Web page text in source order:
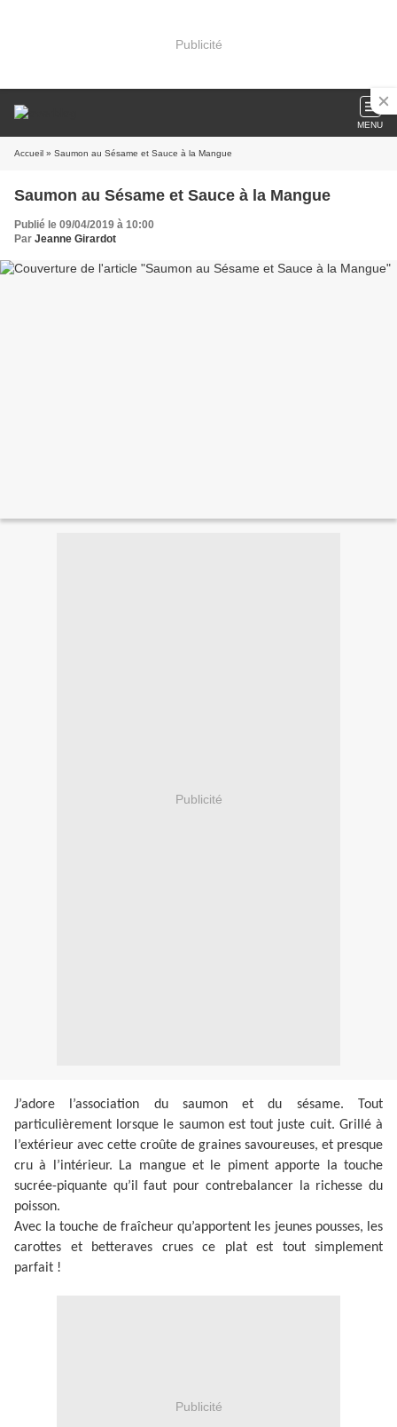
Publicité
MENU
Accueil » Saumon au Sésame et Sauce à la Mangue
Saumon au Sésame et Sauce à la Mangue
Publié le 09/04/2019 à 10:00
Par Jeanne Girardot
Publicité
J’adore l’association du saumon et du sésame. Tout
particulièrement lorsque le saumon est tout juste cuit. Grillé à
l’extérieur avec cette croûte de graines savoureuses, et presque
cru à l’intérieur. La mangue et le piment apporte la touche
sucrée-piquante qu’il faut pour contrebalancer la richesse du
poisson.
Avec la touche de fraîcheur qu’apportent les jeunes pousses, les
carottes et betteraves crues ce plat est tout simplement
parfait !
Publicité